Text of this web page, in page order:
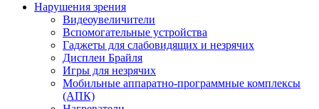
Нарушения зрения
Видеоувеличители
Вспомогательные устройства
Гаджеты для слабовидящих и незрячих
Дисплеи Брайля
Игры для незрячих
Мобильные аппаратно-программные комплексы
(АПК)